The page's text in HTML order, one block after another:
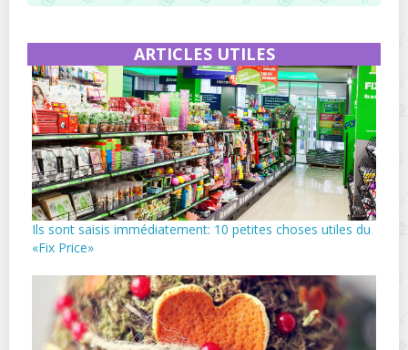
ARTICLES UTILES
Ils sont saisis immédiatement: 10 petites choses utiles du
«Fix Price»